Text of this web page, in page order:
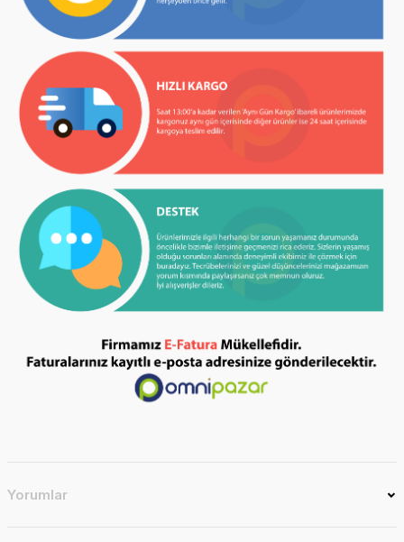
Yorumlar